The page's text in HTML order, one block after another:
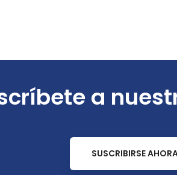
a
SUSCRIBIRSE